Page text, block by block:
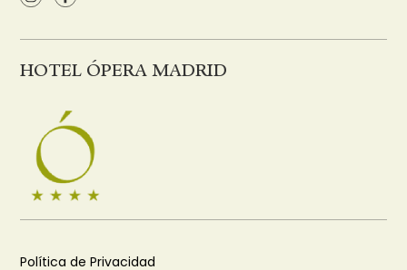
HOTEL ÓPERA MADRID
Política de Privacidad